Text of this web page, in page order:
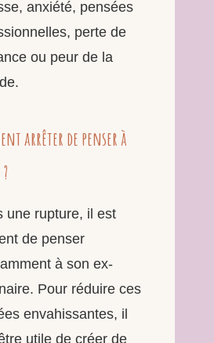
anxiété, pensées
perte de
ou peur de la
arrêter de penser à
une rupture, il est
de penser
à son ex-
Pour réduire ces
envahissantes, il
utile de créer de